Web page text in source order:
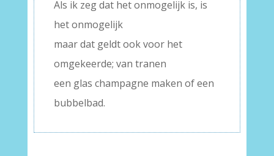
Als ik zeg dat het onmogelijk is, is
het onmogelijk
maar dat geldt ook voor het
omgekeerde; van tranen
een glas champagne maken of een
bubbelbad.